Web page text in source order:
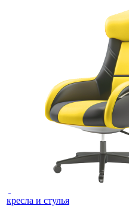
кресла и стулья